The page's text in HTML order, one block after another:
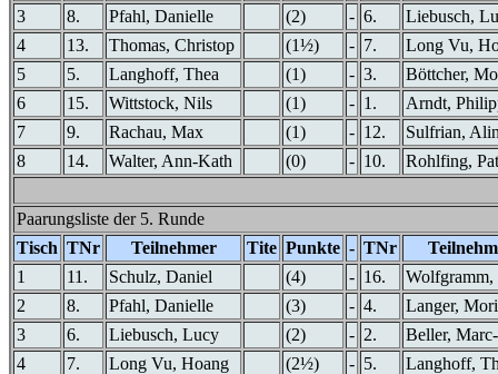
3
8. Pfahl, Danielle (2) - 6.
Liebusch,
4
13. Thomas, Christop (1½) - 7.
Long Vu,
5
5. Langhoff, Thea (1) - 3.
Böttcher,
6
15. Wittstock, Nils (1) - 1.
Arndt,
7
9. Rachau, Max (1) - 12.
Sulfrian,
8
14. Walter, Ann-Kath (0) - 10. Rohlfing,
Paarungsliste der 5. Runde
Tisch TNr Teilnehmer Tite Punkte - TNr
1
11. Schulz, Daniel (4) - 16.
Wolfgramm,
2
8. Pfahl, Danielle (3) - 4.
Langer,
3
6. Liebusch, Lucy (2) - 2.
Beller,
4
7. Long Vu, Hoang (2½) - 5.
Langhoff,